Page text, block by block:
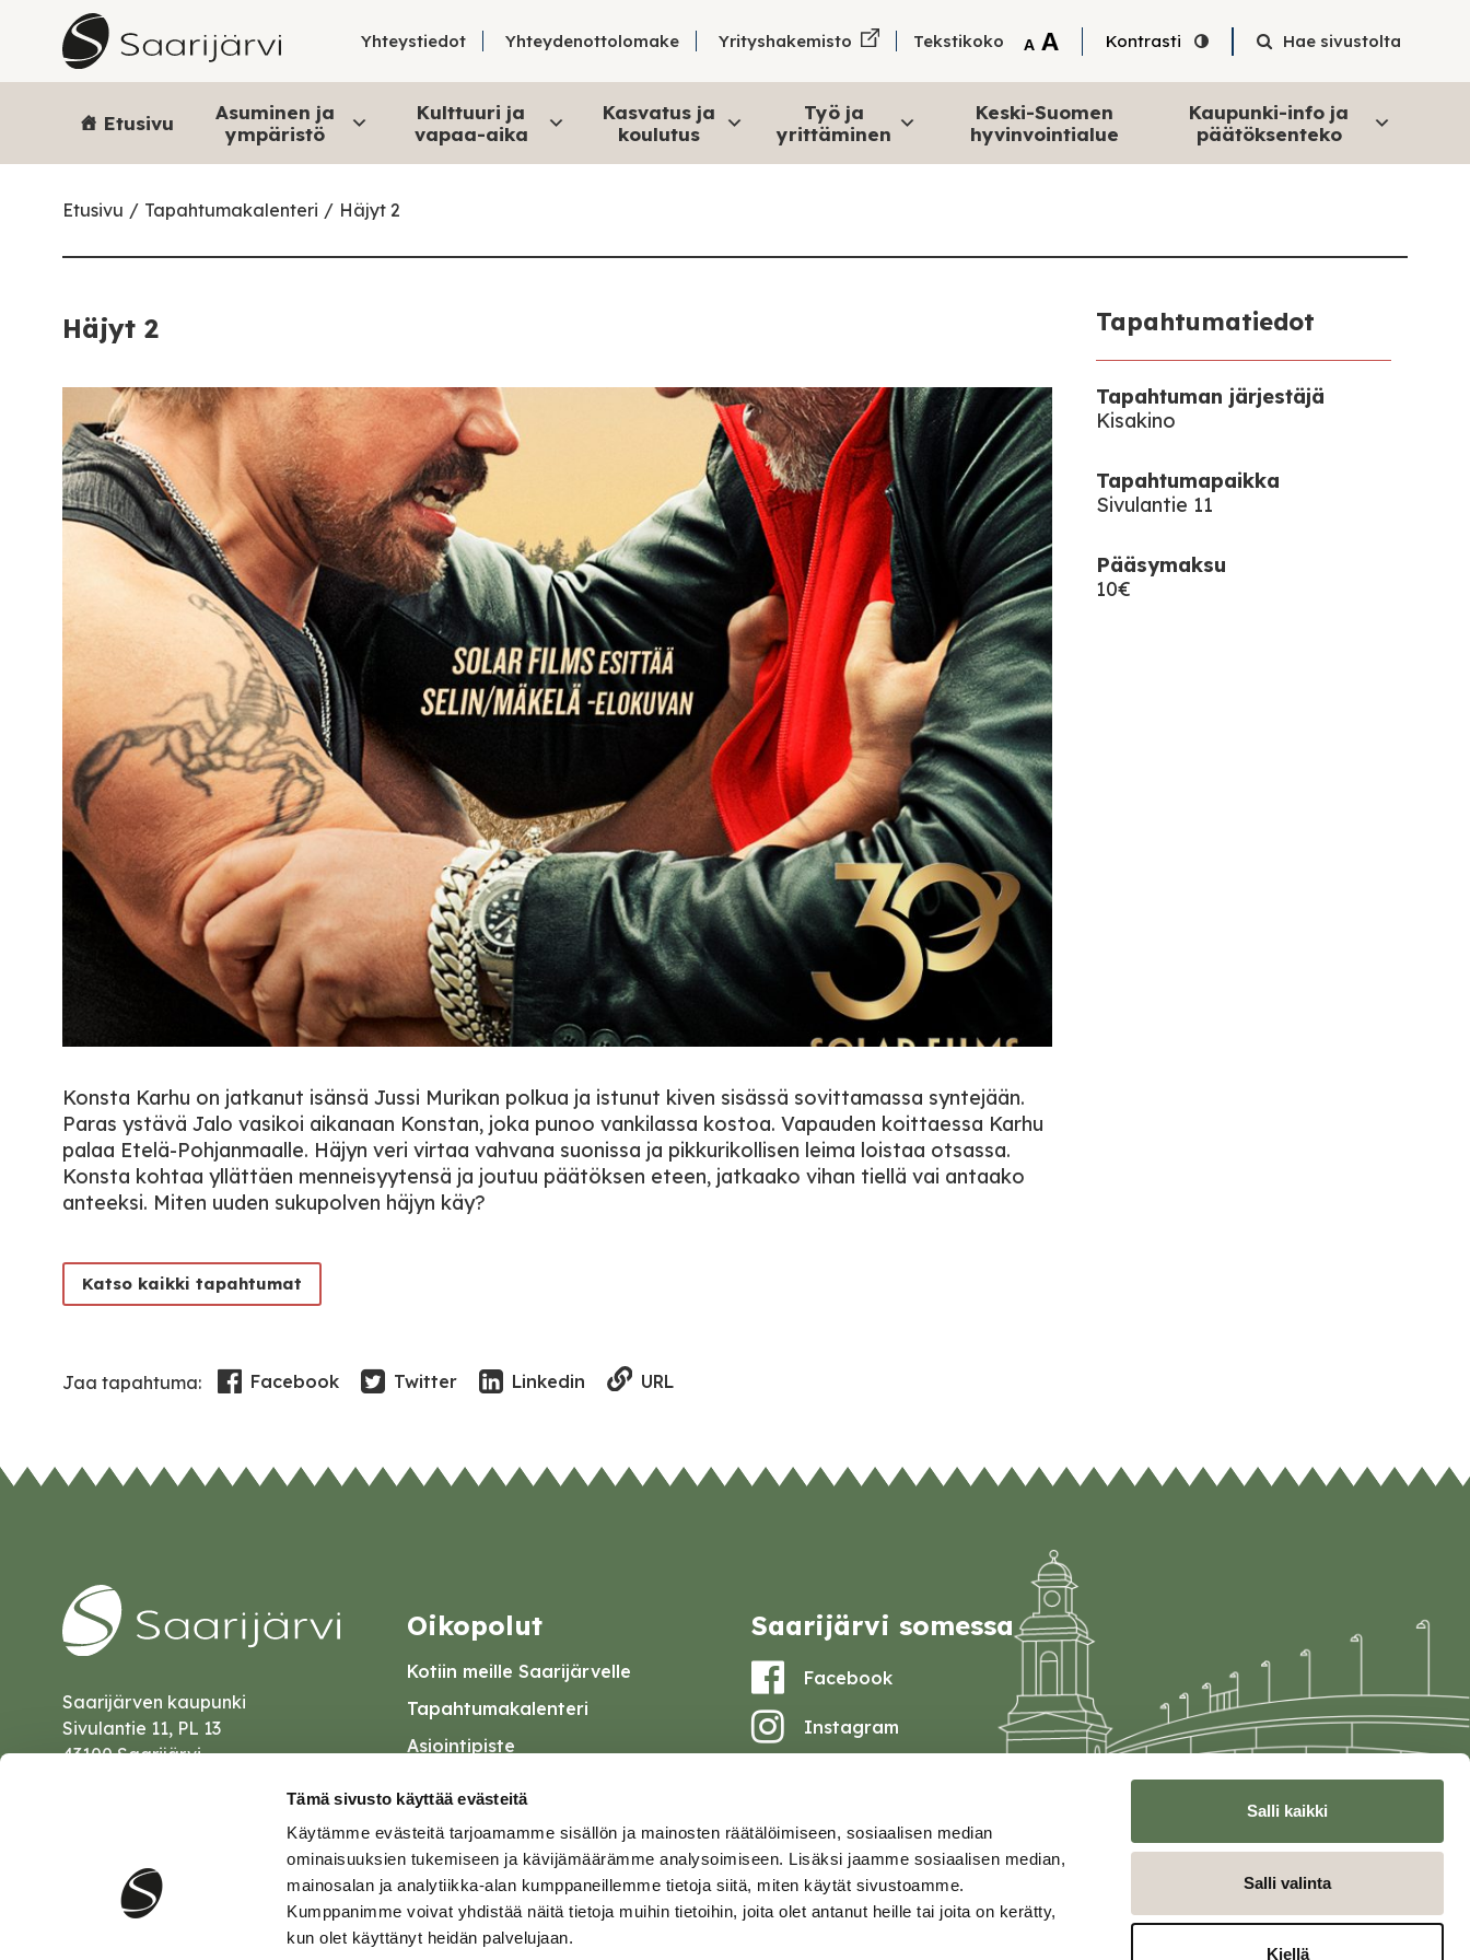
Tämä sivusto käyttää evästeitä
Käytämme evästeitä tarjoamamme sisällön ja mainosten räätälöimiseen, sosiaalisen median
ominaisuuksien tukemiseen ja kävijämäärämme analysoimiseen. Lisäksi jaamme sosiaalisen median,
mainosalan ja analytiikka-alan kumppaneillemme tietoja siitä, miten käytät sivustoamme.
Kumppanimme voivat yhdistää näitä tietoja muihin tietoihin, joita olet antanut heille tai joita on kerätty,
kun olet käyttänyt heidän palvelujaan.
Salli kaikki
Salli valinta
Kiellä
Skip to content
Yhteystiedot Yhteydenottolomake Yrityshakemisto Tekstikoko A Tekstin pienentäminen
A Tekstin suurentaminen
Kontrasti Hae sivustolta
Etusivu
Asuminen ja
ympäristö
Kulttuuri ja
vapaa-aika
Kasvatus ja
koulutus
Työ ja
yrittäminen
Keski-Suomen
hyvinvointialue
Kaupunki-info ja
päätöksenteko
Etusivu Tapahtumakalenteri Häjyt 2
Häjyt 2
Konsta Karhu on jatkanut isänsä Jussi Murikan polkua ja istunut kiven sisässä sovittamassa syntejään.
Paras ystävä Jalo vasikoi aikanaan Konstan, joka punoo vankilassa kostoa. Vapauden koittaessa Karhu
palaa Etelä-Pohjanmaalle. Häjyn veri virtaa vahvana suonissa ja pikkurikollisen leima loistaa otsassa.
Konsta kohtaa yllättäen menneisyytensä ja joutuu päätöksen eteen, jatkaako vihan tiellä vai antaako
anteeksi. Miten uuden sukupolven häjyn käy?
Tapahtumatiedot
Tapahtuman järjestäjä
Kisakino
Tapahtumapaikka
Sivulantie 11
Pääsymaksu
10€
Katso kaikki tapahtumat
Jaa tapahtuma: Facebook Twitter Linkedin URL
Saarijärven kaupunki
Sivulantie 11, PL 13
43100 Saarijärvi
Oikopolut
Kotiin meille Saarijärvelle
Tapahtumakalenteri
Asiointipiste
Palautelomake
Saavutettavuusseloste
Tietosuoja
Saarijärvi somessa
Facebook
Instagram